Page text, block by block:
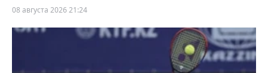
08 августа 2026 21:24